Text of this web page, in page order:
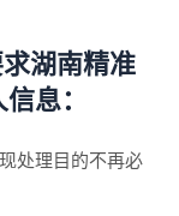
湖南精准
息：
处理目的不再必